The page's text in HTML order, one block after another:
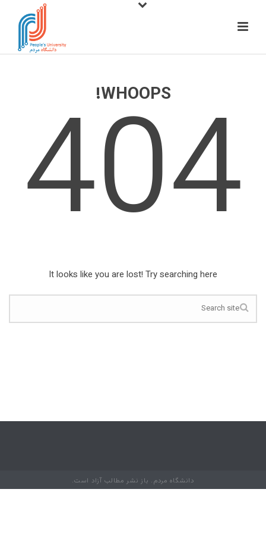
WHOOPS!
404
It looks like you are lost! Try searching here
دانشگاه مردم. باز نشر مطالب آزاد است.